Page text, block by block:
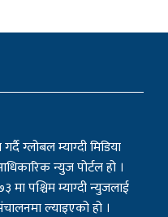
ग्लोबल म्याग्दी मिडिया
न्युज पोर्टल हो ।
पश्चिम म्याग्दी न्युजलाई
ल्याइएको हो ।